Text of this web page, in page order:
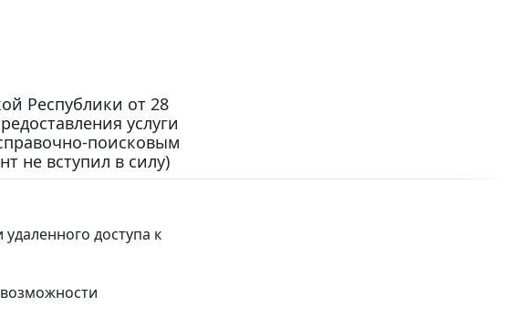
Республики от 28
услуги
поисковым
не вступил в силу)
доступа к